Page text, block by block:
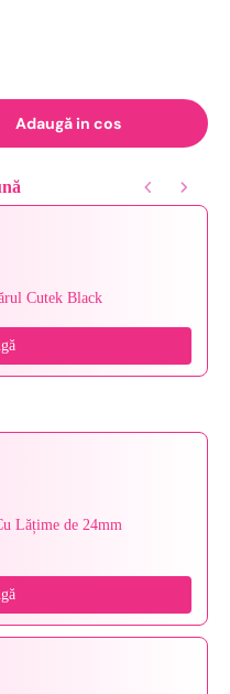
Adaugă in cos
navigate through product
Cutek Black
Lățime de 24mm